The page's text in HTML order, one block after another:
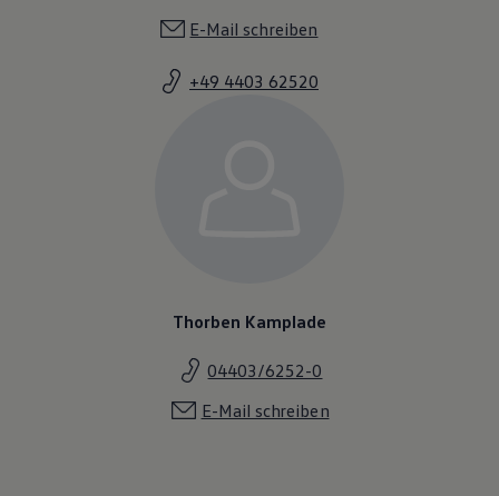
E-Mail schreiben
+49 4403 62520
Thorben Kamplade
04403/6252-0
E-Mail schreiben